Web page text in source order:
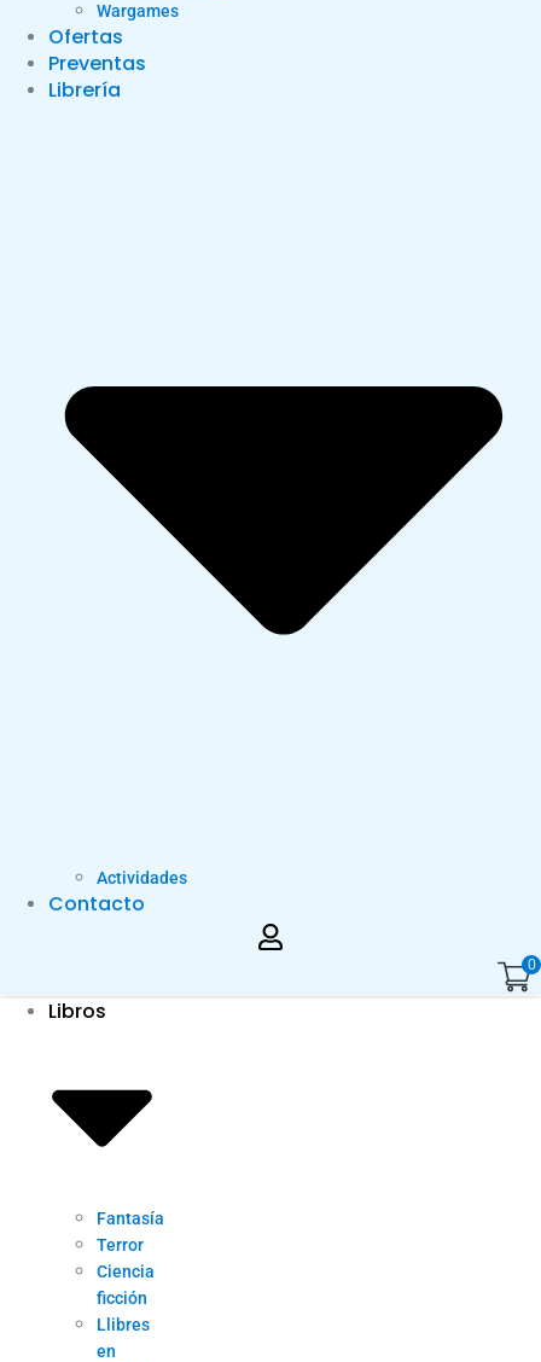
Wargames
Ofertas
Preventas
Librería
Actividades
Contacto
0
Libros
Fantasía
Terror
Ciencia
ficción
Llibres
en